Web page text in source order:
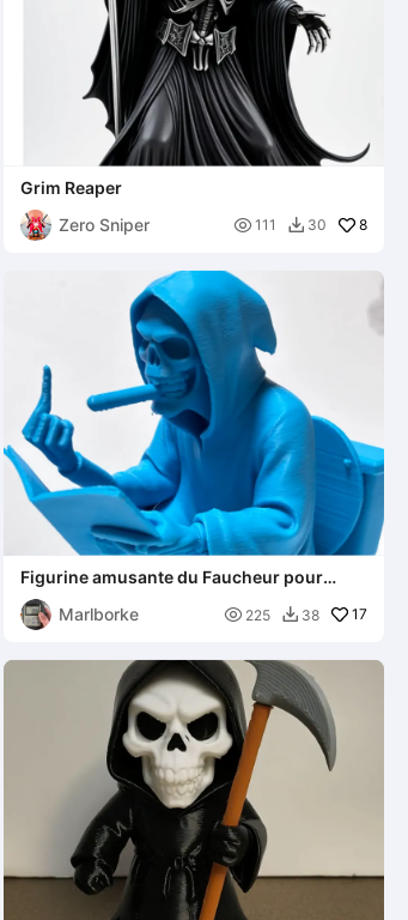
Grim Reaper
Zero Sniper
 111  30 8
Figurine amusante du Faucheur pour
Halloween
Marlborke
 225  38 17